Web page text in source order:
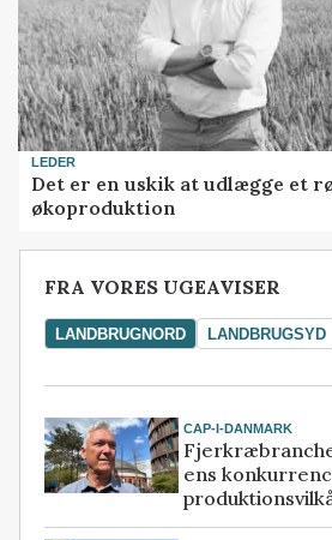
LEDER
Det er en uskik at udlægge et
økoproduktion
FRA VORES UGEAVISER
LANDBRUGNORD LANDBRUGSYD
CAP-I-DANMARK
ens